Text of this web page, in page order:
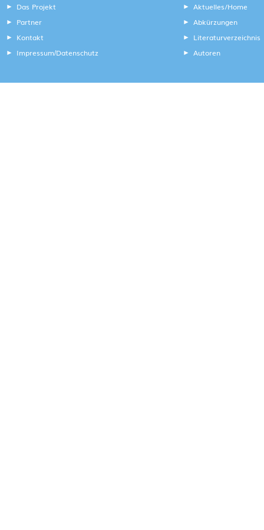
Das Projekt
Partner
Kontakt
Impressum/Datenschutz
Aktuelles/Home
Abkürzungen
Literaturverzeichnis
Autoren